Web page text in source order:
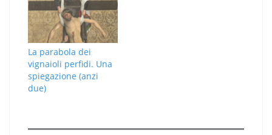
La parabola dei
vignaioli perfidi. Una
spiegazione (anzi
due)